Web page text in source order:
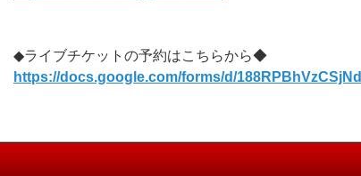
◆ライブチケットの予約はこちらから◆
https://docs.google.com/forms/d/